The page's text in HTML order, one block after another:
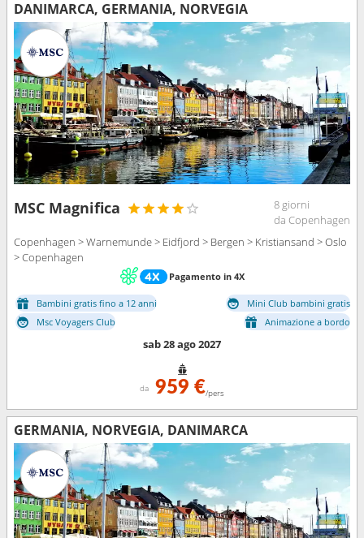
DANIMARCA, GERMANIA, NORVEGIA
MSC Magnifica
8 giorni
da Copenhagen
Copenhagen > Warnemunde > Eidfjord > Bergen > Kristiansand > Oslo
> Copenhagen
Pagamento in 4X
Bambini gratis fino a 12 anni
Mini Club bambini gratis
Msc Voyagers Club
Animazione a bordo
sab 28 ago 2027
da 959 €/pers
GERMANIA, NORVEGIA, DANIMARCA